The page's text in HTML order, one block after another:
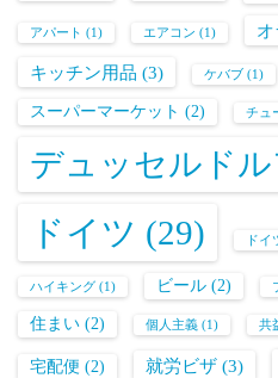
アパート (1) エアコン (1)
キッチン用品 (3) ケバブ (1)
スーパーマーケット (2) チュ
デュッセルドル
ドイツ (29) ドイ
ハイキング (1) ビール (2)
住まい (2) 個人主義 (1) 共
宅配便 (2) 就労ビザ (3)